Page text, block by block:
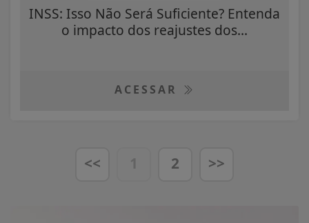
INSS: Isso Não Será Suficiente? Entenda
o impacto dos reajustes dos...
ACESSAR
<< 1 2 >>